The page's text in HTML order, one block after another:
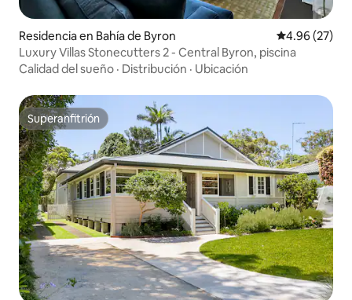
Residencia en Bahía de Byron Calificación
4.96 (27)
Luxury Villas Stonecutters 2 - Central Byron, piscina
Calidad del sueño · Distribución · Ubicación
Superanfitrión
Superanfitrión